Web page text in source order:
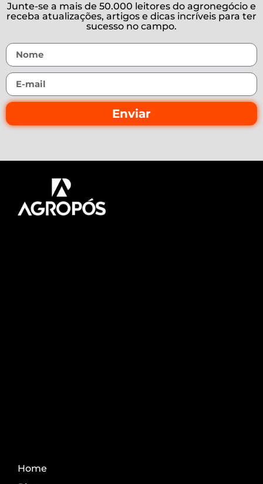
Junte-se a mais de 50.000 leitores do agronegócio e
receba atualizações, artigos e dicas incríveis para ter
sucesso no campo.
Enviar
Home